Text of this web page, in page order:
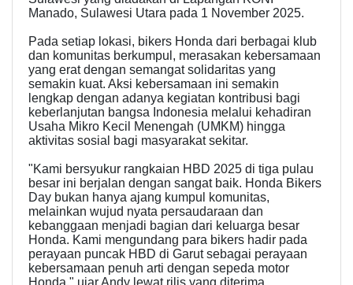
Manado, Sulawesi Utara pada 1 November 2025.
Pada setiap lokasi, bikers Honda dari berbagai klub
dan komunitas berkumpul, merasakan kebersamaan
yang erat dengan semangat solidaritas yang
semakin kuat. Aksi kebersamaan ini semakin
lengkap dengan adanya kegiatan kontribusi bagi
keberlanjutan bangsa Indonesia melalui kehadiran
Usaha Mikro Kecil Menengah (UMKM) hingga
aktivitas sosial bagi masyarakat sekitar.
"Kami bersyukur rangkaian HBD 2025 di tiga pulau
besar ini berjalan dengan sangat baik. Honda Bikers
Day bukan hanya ajang kumpul komunitas,
melainkan wujud nyata persaudaraan dan
kebanggaan menjadi bagian dari keluarga besar
Honda. Kami mengundang para bikers hadir pada
perayaan puncak HBD di Garut sebagai perayaan
kebersamaan penuh arti dengan sepeda motor